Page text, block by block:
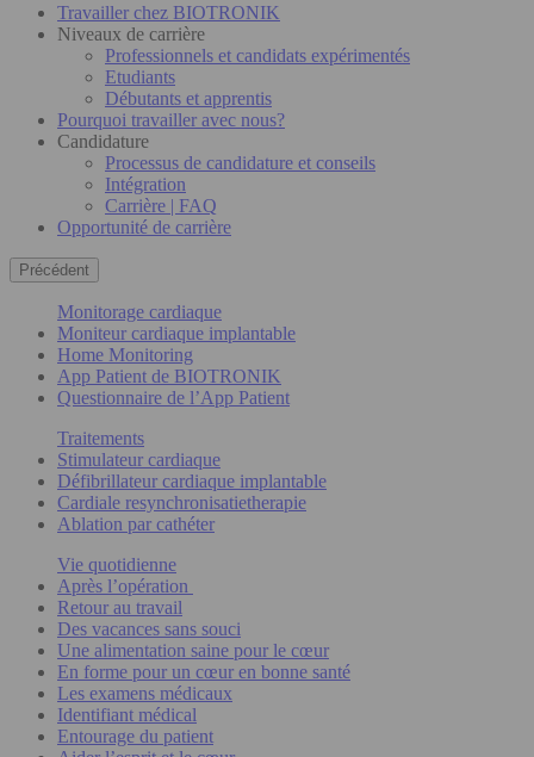
Travailler chez BIOTRONIK
Niveaux de carrière
Professionnels et candidats expérimentés
Etudiants
Débutants et apprentis
Pourquoi travailler avec nous?
Candidature
Processus de candidature et conseils
Intégration
Carrière | FAQ
Opportunité de carrière
Précédent
Monitorage cardiaque
Moniteur cardiaque implantable
Home Monitoring
App Patient de BIOTRONIK
Questionnaire de l’App Patient
Traitements
Stimulateur cardiaque
Défibrillateur cardiaque implantable
Cardiale resynchronisatietherapie
Ablation par cathéter
Vie quotidienne
Après l’opération
Retour au travail
Des vacances sans souci
Une alimentation saine pour le cœur
En forme pour un cœur en bonne santé
Les examens médicaux
Identifiant médical
Entourage du patient